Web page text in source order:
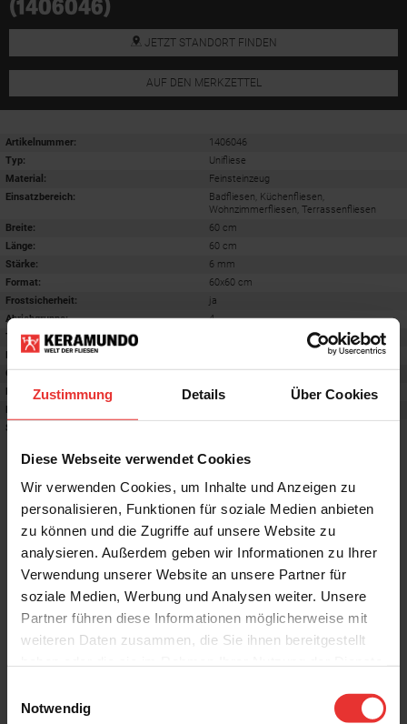
Zustimmung Details Über Cookies
Diese Webseite verwendet Cookies
Wir verwenden Cookies, um Inhalte und Anzeigen zu
personalisieren, Funktionen für soziale Medien anbieten
zu können und die Zugriffe auf unsere Website zu
analysieren. Außerdem geben wir Informationen zu Ihrer
Verwendung unserer Website an unsere Partner für
soziale Medien, Werbung und Analysen weiter. Unsere
Partner führen diese Informationen möglicherweise mit
weiteren Daten zusammen, die Sie ihnen bereitgestellt
Notwendig
(1406046)
JETZT STANDORT FINDEN
AUF DEN MERKZETTEL
Artikelnummer:
1406046
Typ:
Unifliese
Material:
Feinsteinzeug
Einsatzbereich:
Badfliesen, Küchenfliesen,
Wohnzimmerfliesen, Terrassenfliesen
Breite:
60 cm
Länge:
60 cm
Stärke:
6 mm
Format:
60x60 cm
Frostsicherheit:
ja
Abriebgruppe:
4
Trittsicherheit barfuß:
Farbton:
Oberfläche:
matt
Rektifiziert:
ja
Rutschhemmwert
Stilrichtung
Weitere Produkte aus der Serie
Solana